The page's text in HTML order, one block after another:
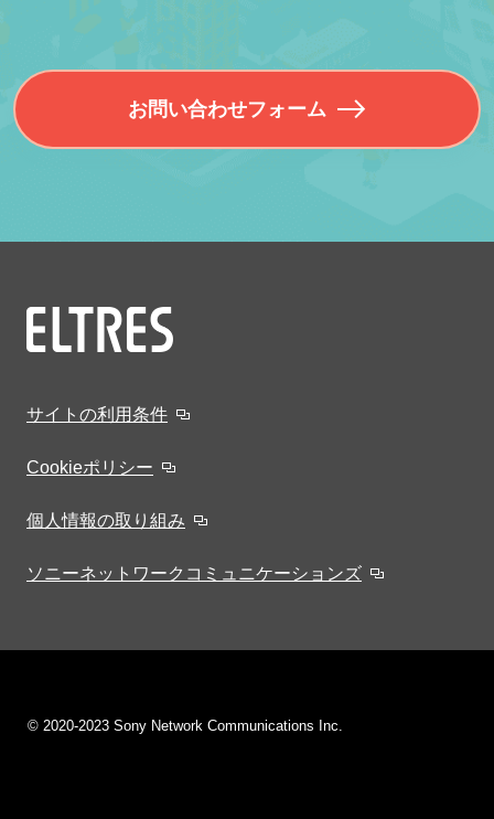
お問い合わせフォーム
サイトの利用条件
Cookieポリシー
個人情報の取り組み
ソニーネットワークコミュニケーションズ
© 2020-2023 Sony Network Communications Inc.